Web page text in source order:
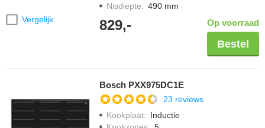
Vergelijk
Nisdiepte: 490 mm
829,- Op voorraad
Bestel
Bosch PXX975DC1E
23 reviews
Kookplaat: Inductie